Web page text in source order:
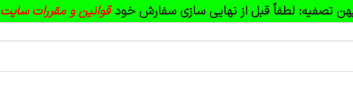
تصفیه: لطفاً قبل از نهایی سازی سفارش خودقوانین و مقررات سایت